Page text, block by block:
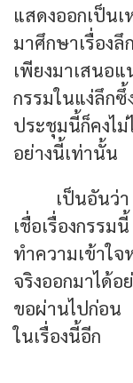
แสดงออกเป็
มาศึกษาเรื่อง
เพียงมาเสนอ
กรรมในแง่ลึก
ประชุมนี้ก็คง
อย่างนี้เท่านั้น
เป็นอันว่
เชื่อเรื่องกร
ทำความเข้าใ
จริงออกมาได้
ขอผ่านไปก่อน
ในเรื่องนี้อีก